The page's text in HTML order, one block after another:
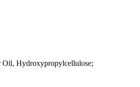
Oil, Hydroxypropylcellulose;